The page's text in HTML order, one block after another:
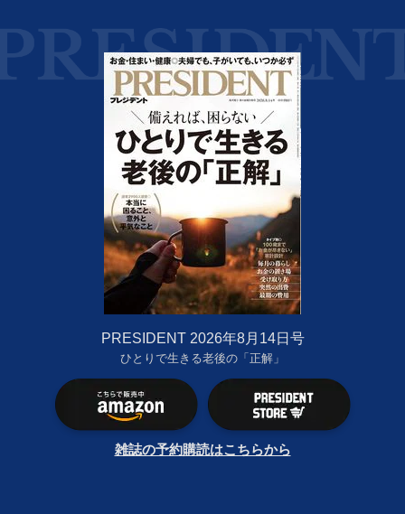
PRESIDENT 2026年8月14日号
ひとりで生きる老後の「正解」
雑誌の予約購読はこちらから